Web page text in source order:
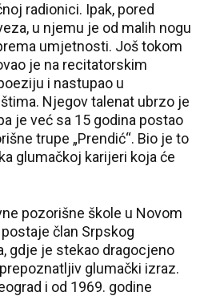
radionici. Ipak, pored
u njemu je od malih nogu
umjetnosti. Još tokom
je na recitatorskim
i nastupao u
Njegov talenat ubrzo je
je već sa 15 godina postao
trupe „Prendić“. Bio je to
glumačkoj karijeri koja će
pozorišne škole u Novom
član Srpskog
gdje je stekao dragocjeno
glumački izraz.
i od 1969. godine